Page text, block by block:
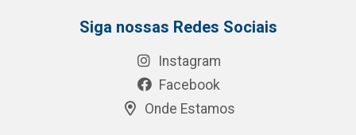
Siga nossas Redes Sociais
Instagram
Facebook
Onde Estamos